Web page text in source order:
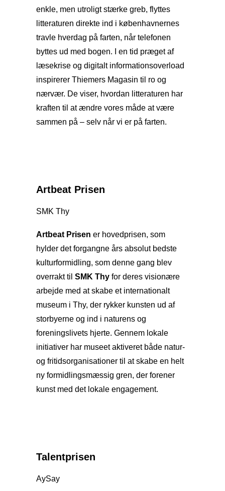
Artbeat Prisen
SMK Thy
Artbeat Prisen er hovedprisen, som
hylder det forgangne års absolut bedste
kulturformidling, som denne gang blev
overrakt til SMK Thy for deres visionære
arbejde med at skabe et internationalt
museum i Thy, der rykker kunsten ud af
storbyerne og ind i naturens og
foreningslivets hjerte. Gennem lokale
initiativer har museet aktiveret både natur-
og fritidsorganisationer til at skabe en helt
ny formidlingsmæssig gren, der forener
kunst med det lokale engagement.
enkle, men utroligt stærke greb, flyttes
litteraturen direkte ind i københavnernes
travle hverdag på farten, når telefonen
byttes ud med bogen. I en tid præget af
læsekrise og digitalt informationsoverload
inspirerer Thiemers Magasin til ro og
nærvær. De viser, hvordan litteraturen har
kraften til at ændre vores måde at være
sammen på – selv når vi er på farten.
Talentprisen
AySay